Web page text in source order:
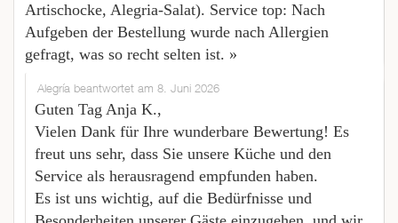
Artischocke, Alegria-Salat). Service top: Nach
Aufgeben der Bestellung wurde nach Allergien
gefragt, was so recht selten ist. »
Alegría beantwortet am 8. Juni 2026
Guten Tag Anja K.,
Vielen Dank für Ihre wunderbare Bewertung! Es
freut uns sehr, dass Sie unsere Küche und den
Service als herausragend empfunden haben.
Es ist uns wichtig, auf die Bedürfnisse und